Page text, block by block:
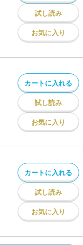
試し読み
お気に入り
カートに入れる
試し読み
お気に入り
カートに入れる
試し読み
お気に入り